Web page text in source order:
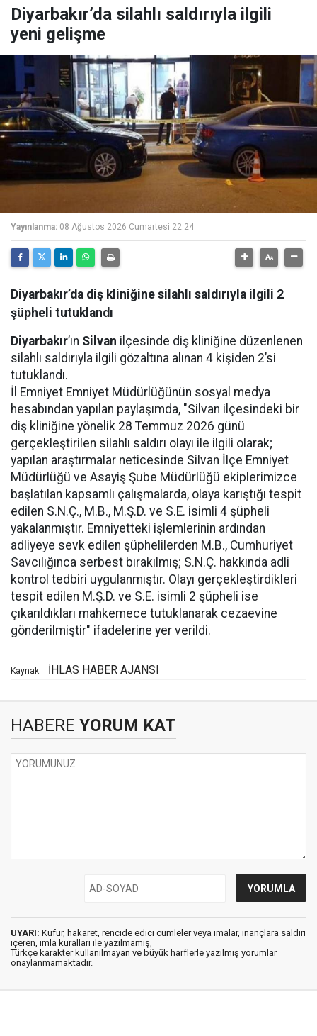
Diyarbakır’da silahlı saldırıyla ilgili
yeni gelişme
Yayınlanma: 08 Ağustos 2026 Cumartesi 22:24
Diyarbakır’da diş kliniğine silahlı saldırıyla ilgili 2
şüpheli tutuklandı
Diyarbakır’ın Silvan ilçesinde diş kliniğine düzenlenen
silahlı saldırıyla ilgili gözaltına alınan 4 kişiden 2’si
tutuklandı.
İl Emniyet Emniyet Müdürlüğünün sosyal medya
hesabından yapılan paylaşımda, "Silvan ilçesindeki bir
diş kliniğine yönelik 28 Temmuz 2026 günü
gerçekleştirilen silahlı saldırı olayı ile ilgili olarak;
yapılan araştırmalar neticesinde Silvan İlçe Emniyet
Müdürlüğü ve Asayiş Şube Müdürlüğü ekiplerimizce
başlatılan kapsamlı çalışmalarda, olaya karıştığı tespit
edilen S.N.Ç., M.B., M.Ş.D. ve S.E. isimli 4 şüpheli
yakalanmıştır. Emniyetteki işlemlerinin ardından
adliyeye sevk edilen şüphelilerden M.B., Cumhuriyet
Savcılığınca serbest bırakılmış; S.N.Ç. hakkında adli
kontrol tedbiri uygulanmıştır. Olayı gerçekleştirdikleri
tespit edilen M.Ş.D. ve S.E. isimli 2 şüpheli ise
çıkarıldıkları mahkemece tutuklanarak cezaevine
gönderilmiştir" ifadelerine yer verildi.
Kaynak: İHLAS HABER AJANSI
HABERE YORUM KAT
UYARI: Küfür, hakaret, rencide edici cümleler veya imalar, inançlara saldırı
içeren, imla kuralları ile yazılmamış,
Türkçe karakter kullanılmayan ve büyük harflerle yazılmış yorumlar
onaylanmamaktadır.